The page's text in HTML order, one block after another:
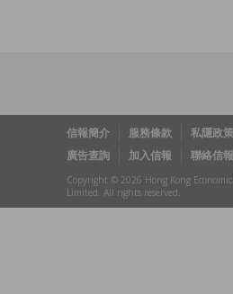
信報簡介 服務條款 私隱政策
廣告查詢
加入信報 聯絡信報
Copyright © 2026 Hong Kong
Limited. All rights reserved.